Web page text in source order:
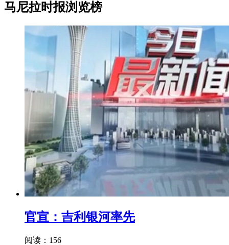
马尼拉时报浏览榜
官宣：吉利银河率先
阅读：156